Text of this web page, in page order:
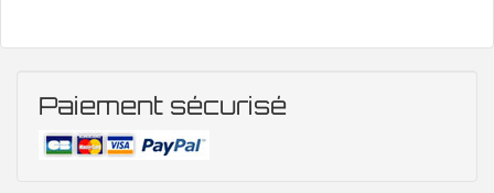
Paiement sécurisé